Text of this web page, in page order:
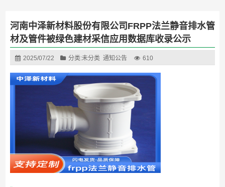
河南中泽新材料股份有限公司FRPP法兰静音排水管
材及管件被绿色建材采信应用数据库收录公示
2025/07/22 分类:未分类 通知公告 610